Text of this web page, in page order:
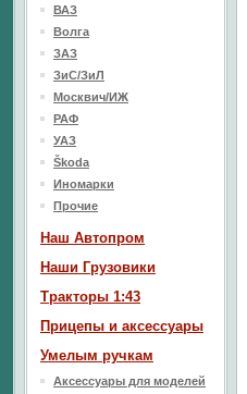
ВАЗ
Волга
ЗАЗ
ЗиС/ЗиЛ
Москвич/ИЖ
РАФ
УАЗ
Škoda
Иномарки
Прочие
Наш Aвтопром
Наши Грузовики
Тракторы 1:43
Прицепы и аксессуары
Умелым ручкам
Аксессуары для моделей